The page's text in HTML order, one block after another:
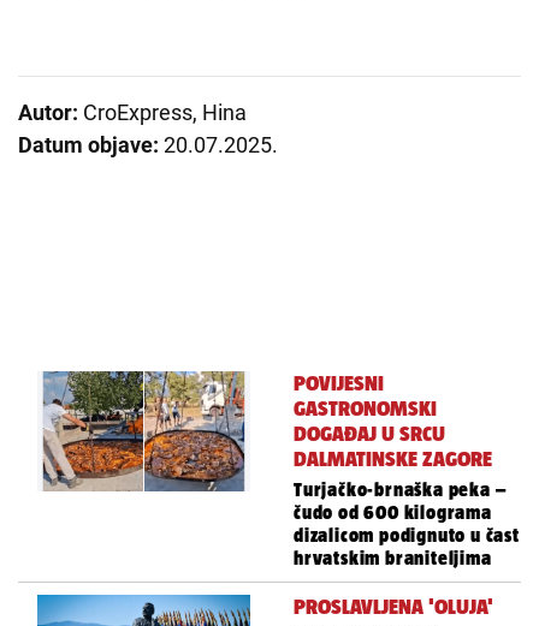
Autor: CroExpress, Hina
Datum objave: 20.07.2025.
POVIJESNI
GASTRONOMSKI
DOGAĐAJ U SRCU
DALMATINSKE ZAGORE
Turjačko-brnaška peka –
čudo od 600 kilograma
dizalicom podignuto u čast
hrvatskim braniteljima
PROSLAVLJENA 'OLUJA'